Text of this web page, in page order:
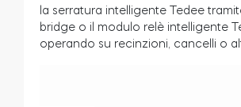
la serratura intelligente Tedee
bridge o il modulo relè intelligente
operando su recinzioni, cancelli o